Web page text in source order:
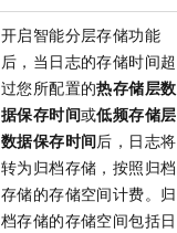
开启智能分层存储功能
后，当日志的存储时间超
过您所配置的热存储层数
据保存时间或低频存储层
数据保存时间后，日志将
转为归档存储，按照归档
存储的存储空间计费。归
档存储的存储空间包括日